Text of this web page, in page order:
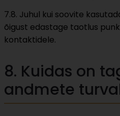
7.8. Juhul kui soovite
õigust edastage taotlus
kontaktidele.
8. Kuidas on
andmete